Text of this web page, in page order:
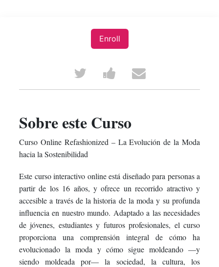
Enroll
Tweet
that
you've
enrolled
in
this
course
Post
a
message
say
you've
enrolled
in
this
Email
someone
enrolled
in
this
course
Sobre este Curso
Curso Online Refashionized – La Evolución de la Moda
hacia la Sostenibilidad
Este curso interactivo online está diseñado para personas a
partir de los 16 años, y ofrece un recorrido atractivo y
accesible a través de la historia de la moda y su profunda
influencia en nuestro mundo. Adaptado a las necesidades
de jóvenes, estudiantes y futuros profesionales, el curso
proporciona una comprensión integral de cómo ha
evolucionado la moda y cómo sigue moldeando —y
siendo moldeada por— la sociedad, la cultura, los